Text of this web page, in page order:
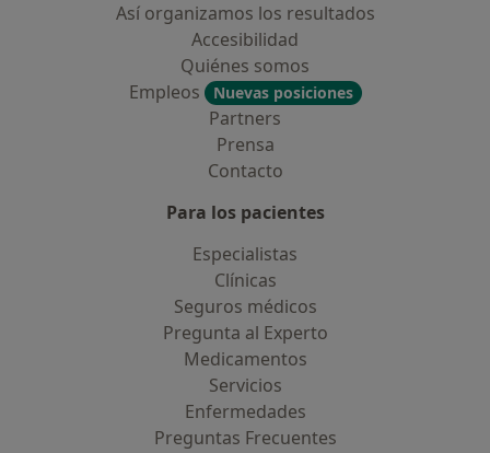
Así organizamos los resultados
Accesibilidad
Quiénes somos
Empleos
Nuevas posiciones
Partners
Prensa
Contacto
Para los pacientes
Especialistas
Clínicas
Seguros médicos
Pregunta al Experto
Medicamentos
Servicios
Enfermedades
Preguntas Frecuentes